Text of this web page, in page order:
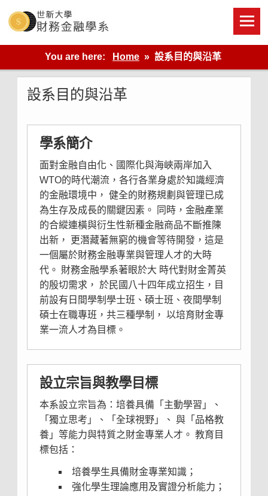
content
世新大學財金系網站
You are here:
Home 設系目的與沿革
設系目的與沿革
學系簡介
面對金融自由化、國際化與海峽兩岸加入
WTO的時代潮流，各行各業身處於知識經濟
的金融環境中， 健全的財務規劃與管理已成
為生存及成長的關鍵因素。 同時，金融產業
的合縱連橫與衍生性新種金融商品不斷推陳
出新， 更潛藏著無窮的機會等待開發，這是
一個屬於財務金融專業與管理人才的大時
代。 財務金融學系著眼於大 時代對財金菁英
的殷切需求， 於民國八十四年成立招生，目
前設有日間學制學士班、碩士班、夜間學制
碩士在職專班，共三種學制， 以培育財金專
業一流人才為目標。
設立宗旨與教學目標
本系設立宗旨為：培養具備「主動學習」、
「獨立思考」、「全球視野」、 與「品格教
養」等能力與特質之財金專業人才。 教育目
標包括：
培養學生具備財金專業知識；
強化學生理論應用及實證分析能力；